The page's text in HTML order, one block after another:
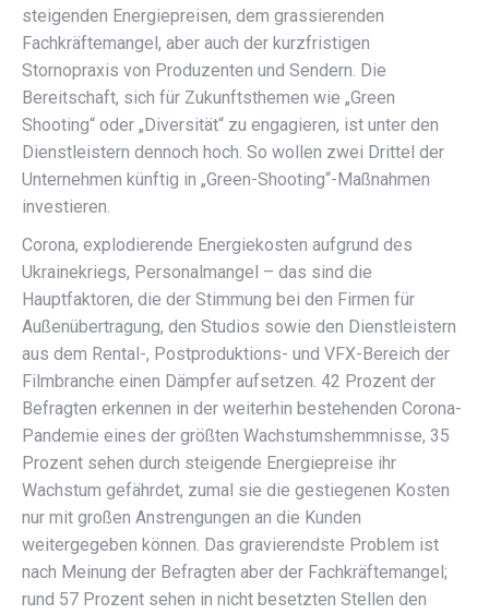
steigenden Energiepreisen, dem grassierenden
Fachkräftemangel, aber auch der kurzfristigen
Stornopraxis von Produzenten und Sendern. Die
Bereitschaft, sich für Zukunftsthemen wie „Green
Shooting“ oder „Diversität“ zu engagieren, ist unter den
Dienstleistern dennoch hoch. So wollen zwei Drittel der
Unternehmen künftig in „Green-Shooting“-Maßnahmen
investieren.
Corona, explodierende Energiekosten aufgrund des
Ukrainekriegs, Personalmangel – das sind die
Hauptfaktoren, die der Stimmung bei den Firmen für
Außenübertragung, den Studios sowie den Dienstleistern
aus dem Rental-, Postproduktions- und VFX-Bereich der
Filmbranche einen Dämpfer aufsetzen. 42 Prozent der
Befragten erkennen in der weiterhin bestehenden Corona-
Pandemie eines der größten Wachstumshemmnisse, 35
Prozent sehen durch steigende Energiepreise ihr
Wachstum gefährdet, zumal sie die gestiegenen Kosten
nur mit großen Anstrengungen an die Kunden
weitergegeben können. Das gravierendste Problem ist
nach Meinung der Befragten aber der Fachkräftemangel;
rund 57 Prozent sehen in nicht besetzten Stellen den